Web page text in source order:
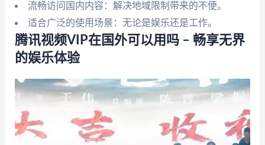
流畅访问国内内容：解决地域限制带来的不便。
适合广泛的使用场景：无论是娱乐还是工作。
腾讯视频VIP在国外可以用吗 – 畅享无界
的娱乐体验